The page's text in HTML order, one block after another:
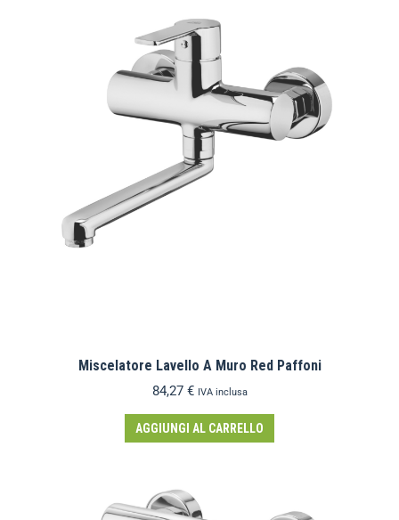
Miscelatore Lavello A Muro Red Paffoni
84,27 € IVA inclusa
AGGIUNGI AL CARRELLO